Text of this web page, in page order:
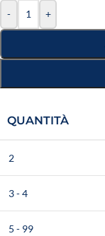
- +
QUANTITÀ
2
3 - 4
5 - 99